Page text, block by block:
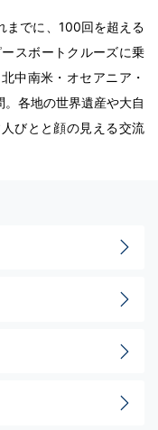
までに、100回を超える
スボートクルーズに乗
中南米・オセアニア・
各地の世界遺産や大自
びとと顔の見える交流